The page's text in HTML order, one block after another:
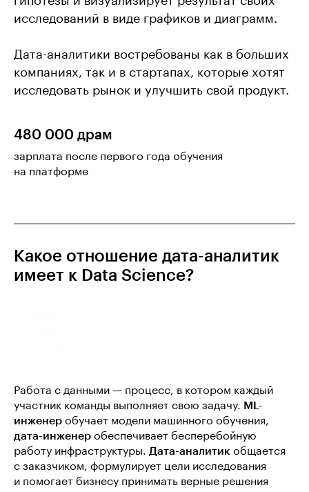
исследований в виде графиков и диаграмм.
Дата-аналитики востребованы как в больших
компаниях, так и в стартапах, которые хотят
исследовать рынок и улучшить свой продукт.
480 000 драм
зарплата после первого года обучения
на платформе
Какое отношение дата-аналитик
имеет к Data Science?
Работа с данными — процесс, в котором каждый
участник команды выполняет свою задачу. ML-
инженер обучает модели машинного обучения,
дата-инженер обеспечивает бесперебойную
работу инфраструктуры. Дата-аналитик общается
с заказчиком, формулирует цели исследования
и помогает бизнесу принимать верные решения